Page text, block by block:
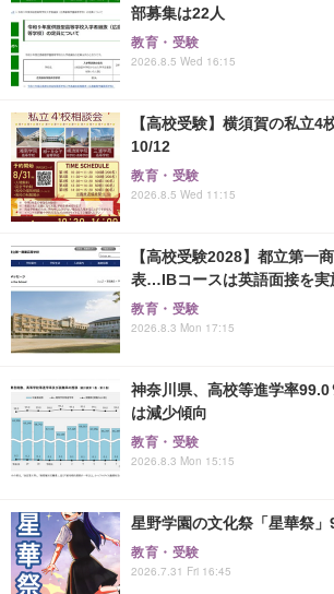
部募集は22人
教育・受験
2026.8.5 Wed 16:15
【高校受験】横須賀の私立
10/12
教育・受験
2026.8.5 Wed 11:15
【高校受験2028】都立第一
表…IBコースは英語面接を実
教育・受験
2026.8.3 Mon 17:15
神奈川県、高校等進学率
は減少傾向
教育・受験
2026.8.3 Mon 15:15
星野学園の文化祭「星華祭
教育・受験
2026.7.31 Fri 16:45